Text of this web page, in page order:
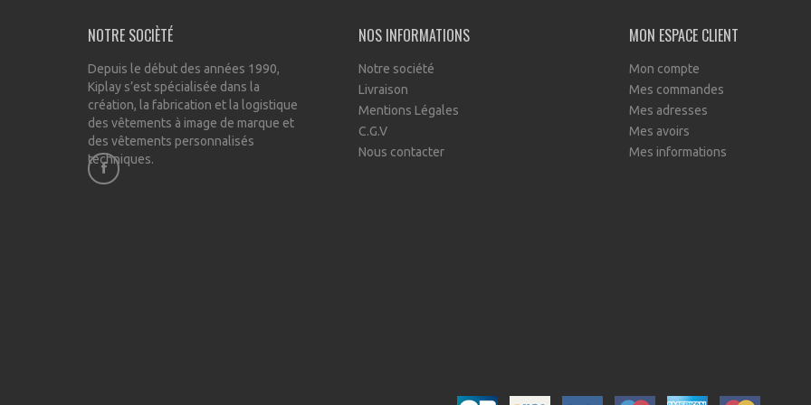
NOTRE SOCIÈTÉ
Depuis le début des années 1990,
Kiplay s’est spécialisée dans la
création, la fabrication et la logistique
des vêtements à image de marque et
des vêtements personnalisés
techniques.
NOS INFORMATIONS
Notre société
Livraison
Mentions Légales
C.G.V
Nous contacter
MON ESPACE CLIENT
Mon compte
Mes commandes
Mes adresses
Mes avoirs
Mes informations